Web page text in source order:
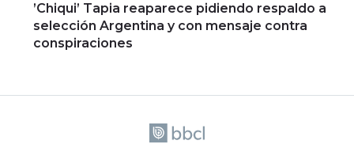
’Chiqui’ Tapia reaparece pidiendo respaldo a
selección Argentina y con mensaje contra
conspiraciones